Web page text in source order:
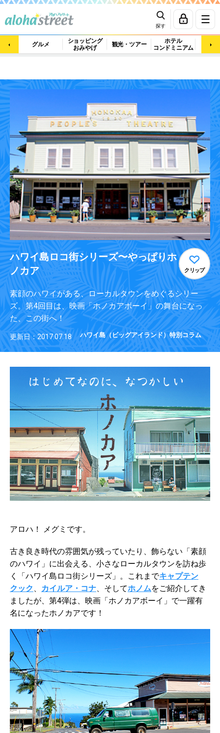
探す
グルメ
ショッピング
おみやげ
観光・ツアー
ホテル
コンドミニアム
マッ
ハワイ島ロコ街シリーズ〜やっぱりホ
ノカア
クリップ
素顔のハワイがある、ローカルタウンをめぐるシリー
ズ。第4回目は、映画「ホノカアボーイ」の舞台になっ
た、この街へ！
更新日：2017.07.18 ハワイ島（ビッグアイランド）特別コラム
アロハ！ メグミです。
古き良き時代の雰囲気が残っていたり、飾らない「素顔
のハワイ」に出会える、小さなローカルタウンを訪ね歩
く「ハワイ島ロコ街シリーズ」。これまでキャプテン
クック 、 カイルア・コナ、そしてホノムをご紹介してき
ましたが、第4弾は、映画「ホノカアボーイ」で一躍有
名になったホノカアです！